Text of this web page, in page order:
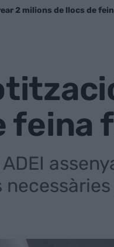
2 milions de llocs de
feina